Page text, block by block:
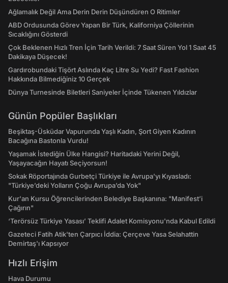
yükseldi, değişen neydi? Kira artışları ne
anlama geliyor, esnaf bu artışlardan nasıl
etkileniyordu? Al Jazeera muhabiri Murat Utku
her üç caddeye gidip yıllardır bölgede esnaflık
yapanlar ile konuştu
Ağlamalık Değil Ama Derin Derin Düşündüren O Ritimler
ABD Ordusunda Görev Yapan Bir Türk, Kaliforniya Çöllerinin
Sıcaklığını Gösterdi
Çok Beklenen Hızlı Tren İçin Tarih Verildi: 7 Saat Süren Yol 1 Saat 45
Dakikaya Düşecek!
Gardırobundaki Tişört Aslında Kaç Litre Su Yedi? Fast Fashion
Hakkında Bilmediğiniz 10 Gerçek
Dünya Turnesinde Biletleri Saniyeler İçinde Tükenen Yıldızlar
Günün Popüler Başlıkları
Beşiktaş-Üsküdar Vapurunda Yaşlı Kadın, Şort Giyen Kadının
Bacağına Bastonla Vurdu!
Yaşamak İstediğin Ülke Hangisi? Haritadaki Yerini Değil,
Yaşayacağın Hayatı Seçiyorsun!
Sokak Röportajında Gurbetçi Türkiye ile Avrupa'yı Kıyasladı:
"Türkiye’deki Yolların Çoğu Avrupa’da Yok"
Kur'an Kursu Öğrencilerinden Belediye Başkanına: "Manifest’i
Çağırın"
‘Terörsüz Türkiye Yasası’ Teklifi Adalet Komisyonu'nda Kabul Edildi
Gazeteci Fatih Atik'ten Çarpıcı İddia: Çerçeve Yasa Selahattin
Demirtaş'ı Kapsıyor
Hızlı Erişim
Hava Durumu